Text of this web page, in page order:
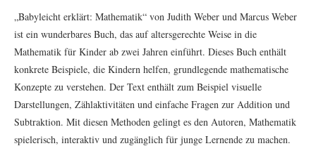
„Babyleicht erklärt: Mathematik“ von Judith Weber und Marcus Weber
ist ein wunderbares Buch, das auf altersgerechte Weise in die
Mathematik für Kinder ab zwei Jahren einführt. Dieses Buch enthält
konkrete Beispiele, die Kindern helfen, grundlegende mathematische
Konzepte zu verstehen. Der Text enthält zum Beispiel visuelle
Darstellungen, Zählaktivitäten und einfache Fragen zur Addition und
Subtraktion. Mit diesen Methoden gelingt es den Autoren, Mathematik
spielerisch, interaktiv und zugänglich für junge Lernende zu machen.